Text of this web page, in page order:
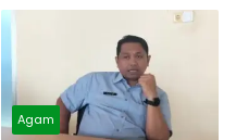
Agam